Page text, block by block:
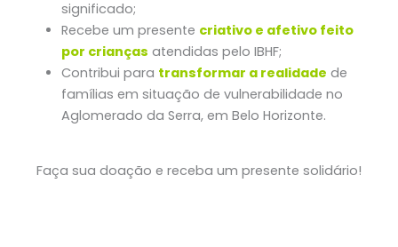
significado;
Recebe um presente criativo e afetivo feito
por crianças atendidas pelo IBHF;
Contribui para transformar a realidade de
famílias em situação de vulnerabilidade no
Aglomerado da Serra, em Belo Horizonte.
Faça sua doação e receba um presente solidário!